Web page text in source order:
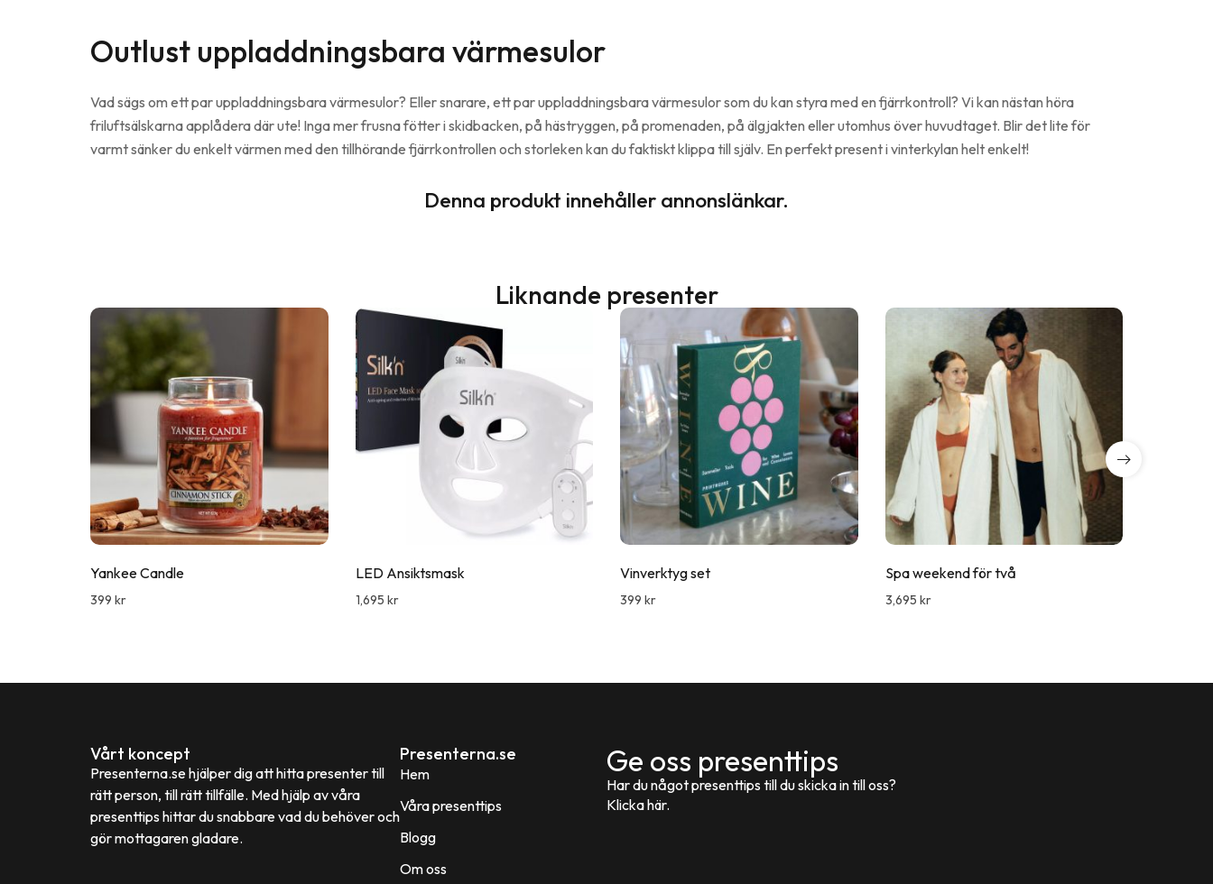
Outlust uppladdningsbara värmesulor
Vad sägs om ett par uppladdningsbara värmesulor? Eller snarare, ett par uppladdningsbara värmesulor som du kan styra med en fjärrkontroll? Vi kan nästan höra
friluftsälskarna applådera där ute! Inga mer frusna fötter i skidbacken, på hästryggen, på promenaden, på älgjakten eller utomhus över huvudtaget. Blir det lite för
varmt sänker du enkelt värmen med den tillhörande fjärrkontrollen och storleken kan du faktiskt klippa till själv. En perfekt present i vinterkylan helt enkelt!
Denna produkt innehåller annonslänkar.
Liknande presenter
Yankee Candle
399 kr
LED Ansiktsmask
1,695 kr
Vinverktyg set
399 kr
Spa weekend för två
3,695 kr
Vårt koncept
Presenterna.se hjälper dig att hitta presenter till
rätt person, till rätt tillfälle. Med hjälp av våra
presenttips hittar du snabbare vad du behöver och
gör mottagaren gladare.
Presenterna.se
Hem
Våra presenttips
Blogg
Om oss
Ge oss presenttips
Har du något presenttips till du skicka in till oss?
Klicka här.